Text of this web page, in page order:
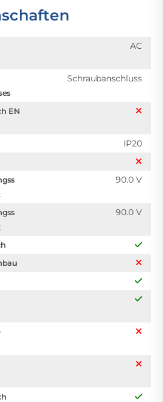
AC
Schraubanschluss
EN
IP20
90.0 V
90.0 V